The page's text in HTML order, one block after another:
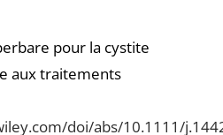
pour la cystite
aux traitements
doi/abs/10.1111/